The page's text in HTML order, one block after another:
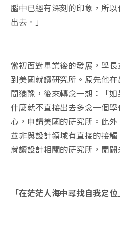
腦中已經有深刻的印象，所
出去。」
當初面對畢業後的發展，學
到美國就讀研究所。原先他
間猶豫，後來轉念一想：「
什麼就不直接出去多念一個
心，申請美國的研究所。此外
並非與設計領域有直接的接
就讀設計相關的研究所，開闢
「在茫茫人海中尋找自我定位」